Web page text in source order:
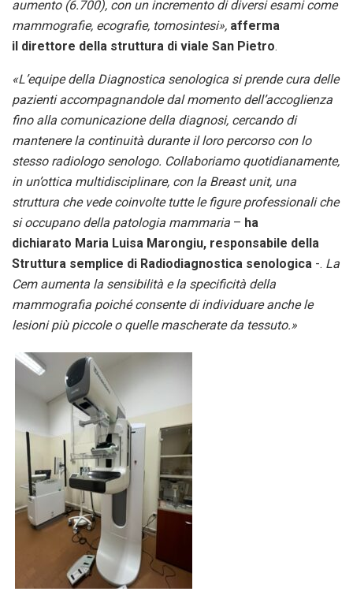
aumento (6.700), con un incremento di diversi esami come
mammografie, ecografie, tomosintesi», afferma
il direttore della struttura di viale San Pietro.
«L’equipe della Diagnostica senologica si prende cura delle
pazienti accompagnandole dal momento dell’accoglienza
fino alla comunicazione della diagnosi, cercando di
mantenere la continuità durante il loro percorso con lo
stesso radiologo senologo. Collaboriamo quotidianamente,
in un’ottica multidisciplinare, con la Breast unit, una
struttura che vede coinvolte tutte le figure professionali che
si occupano della patologia mammaria – ha
dichiarato Maria Luisa Marongiu, responsabile della
Struttura semplice di Radiodiagnostica senologica -. La
Cem aumenta la sensibilità e la specificità della
mammografia poiché consente di individuare anche le
lesioni più piccole o quelle mascherate da tessuto.»